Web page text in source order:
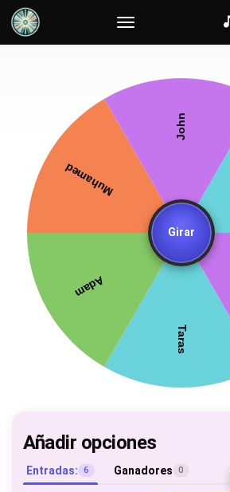
Generador de equipos aleatorios
Añadir opciones
Entradas: 6 Ganadores 0